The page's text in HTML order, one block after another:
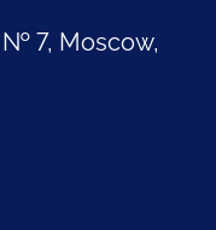
7, Moscow,